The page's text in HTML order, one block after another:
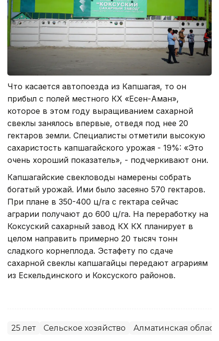
Что касается автопоезда из Капшагая, то он
прибыл с полей местного КХ «Есен-Аман»,
которое в этом году выращиванием сахарной
свеклы занялось впервые, отведя под нее 20
гектаров земли. Специалисты отметили высокую
сахаристость капшагайского урожая - 19%: «Это
очень хороший показатель», - подчеркивают они.
Капшагайские свекловоды намерены собрать
богатый урожай. Ими было засеяно 570 гектаров.
При плане в 350-400 ц/га с гектара сейчас
аграрии получают до 600 ц/га. На переработку на
Коксуский сахарный завод КХ КХ планирует в
целом направить примерно 20 тысяч тонн
сладкого корнеплода. Эстафету по сдаче
сахарной свеклы капшагайцы передают аграриям
из Ескельдинского и Коксуского районов.
25 лет Сельское хозяйство Алматинская